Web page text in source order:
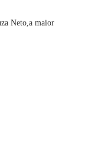
Neto,a maior